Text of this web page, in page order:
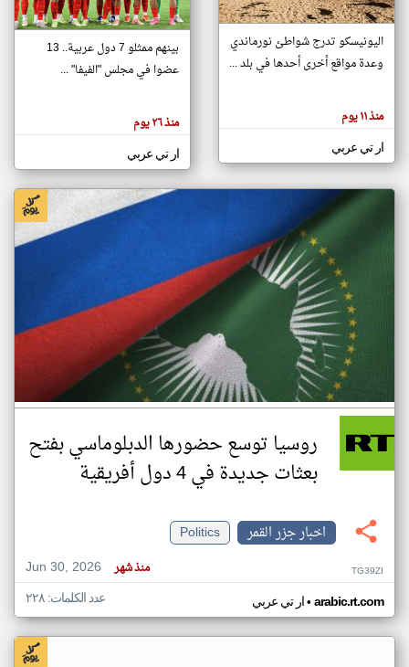
تغيير الدولة
اخبار جزر القمر على مدار الساعة
أهم اخبار جزر القمر العاجلة والمباشرة
هنا عن
وجهة
كاتبيها.
اليونيسكو تدرج شواطئ نورماندي
وعدة مواقع أخرى أحدها في بلد ...
منذ ١١ يوم
ار تي عربي
بينهم ممثلو 7 دول عربية.. 13
عضوا في مجلس "الفيفا" ...
منذ ٢٦ يوم
ار تي عربي
روسيا توسع حضورها الدبلوماسي بفتح
بعثات جديدة في 4 دول أفريقية
اخبار جزر القمر
Politics
Jun 30, 2026
منذ شهر TG39ZI
ار تي عربي• arabic.rt.com عدد الكلمات: ٢٢٨
klyoum.com